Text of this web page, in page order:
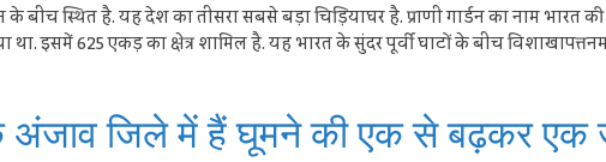
स्थित है. यह देश का तीसरा सबसे बड़ा चिड़ियाघर है. प्राणी गार्डन का नाम भारत की
इसमें 625 एकड़ का क्षेत्र शामिल है. यह भारत के सुंदर पूर्वी घाटों के बीच
जिले में हैं घूमने की एक से बढ़कर एक